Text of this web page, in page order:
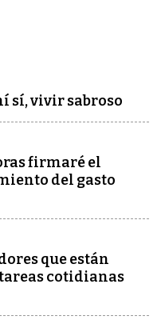
sí, vivir sabroso
firmaré el
del gasto
que están
cotidianas